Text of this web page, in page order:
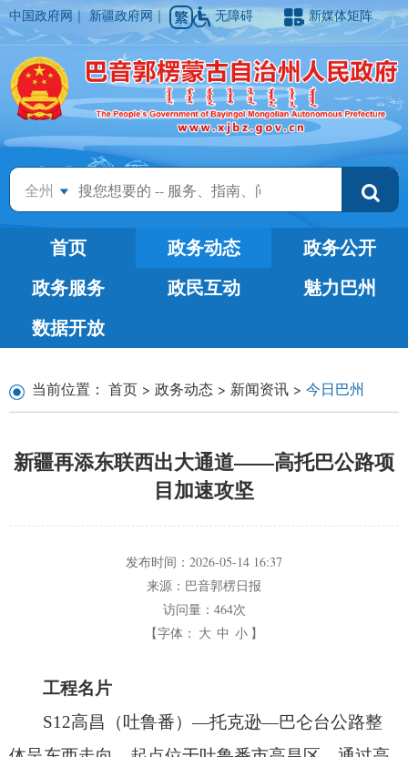
中国政府网 ｜新疆政府网 ｜ 无障碍 新媒体矩阵
全州
首页 政务动态
政务公开
政务服务
政民互动
魅力巴州
数据开放
当前位置： 首页 > 政务动态 > 新闻资讯 > 今日巴州
新疆再添东联西出大通道——高托巴公路项
目加速攻坚
发布时间： 2026-05-14 16:37
来源： 巴音郭楞日报
访问量： 464次
【字体： 大 中 小 】
工程名片
S12高昌（吐鲁番）—托克逊—巴仑台公路整